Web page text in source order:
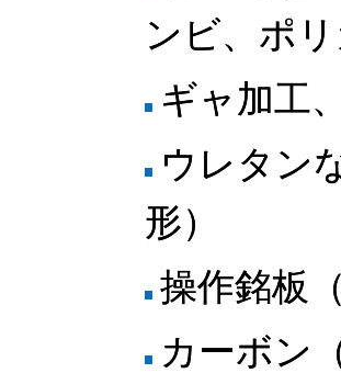
ンビ、ポリ
ギャ加工
ウレタン
形）
操作銘板
カーボン